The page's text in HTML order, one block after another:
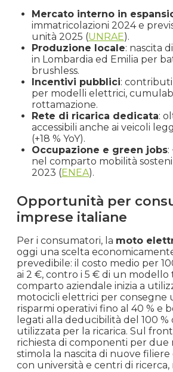
Mercato interno in
immatricolazioni 2024 e
unità 2025 (UNRAE).
Produzione locale: nascita
in Lombardia ed Emilia per
brushless.
Incentivi pubblici:
per modelli elettrici,
rottamazione.
Rete di ricarica dedicata:
accessibili anche ai veicoli
(+18 % YoY).
Occupazione e green jobs:
nel comparto mobilità
2023 (ENEA).
Opportunità per
imprese italiane
Per i consumatori, la moto
oggi una scelta
prevedibile: il costo medio per
ai 2 €, contro i 5 € di un modello
comparto aziendale inizia a
motocicli elettrici per consegne
risparmi operativi fino al 40 % e
legati alla deducibilità del 100 %
utilizzata per la ricarica. Sul
richiesta di componenti per
stimola la nascita di nuove
con università e centri di ricerca,